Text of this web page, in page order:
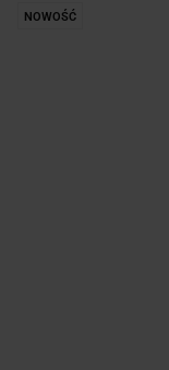
NOWOŚĆ